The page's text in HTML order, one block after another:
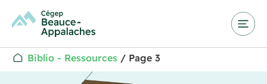
Biblio - Ressources / Page 3